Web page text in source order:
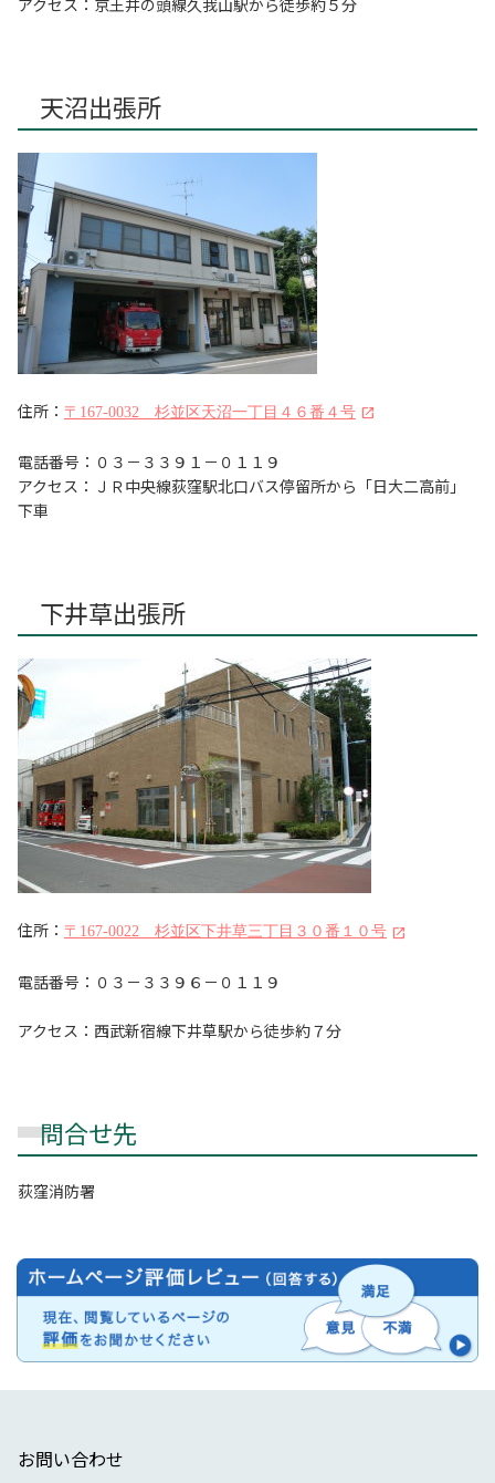
天沼出張所
住所： 〒167-0032 杉並区天沼一丁目４６番４号
電話番号：０３－３３９１－０１１９
アクセス：ＪＲ中央線荻窪駅北口バス停留所から「日大二高前」
下車
下井草出張所
住所： 〒167-0022 杉並区下井草三丁目３０番１０号
電話番号：０３－３３９６－０１１９
アクセス：西武新宿線下井草駅から徒歩約７分
問合せ先
荻窪消防署
お問い合わせ